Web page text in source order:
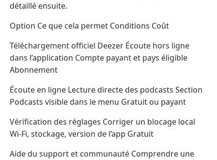
détaillé ensuite.
Option Ce que cela permet Conditions Coût
Téléchargement officiel Deezer Écoute hors ligne
dans l’application Compte payant et pays éligible
Abonnement
Écoute en ligne Lecture directe des podcasts Section
Podcasts visible dans le menu Gratuit ou payant
Vérification des réglages Corriger un blocage local
Wi‑Fi, stockage, version de l’app Gratuit
Aide du support et communauté Comprendre une